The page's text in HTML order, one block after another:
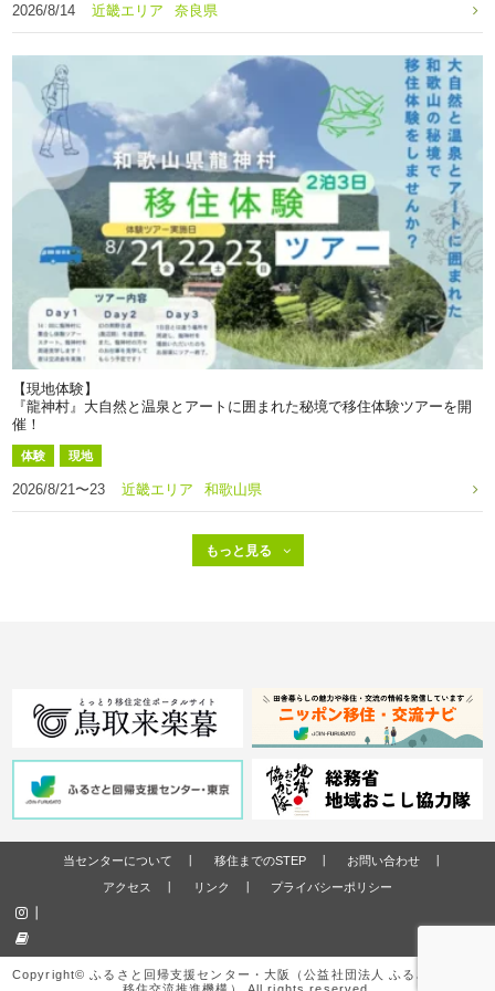
2026/8/14 近畿エリア 奈良県
【現地体験】
『龍神村』大自然と温泉とアートに囲まれた秘境で移住体験ツアーを開
催！
体験 現地
2026/8/21〜23 近畿エリア 和歌山県
当センターについて 移住までのSTEP
お問い合わせ
アクセス
リンク プライバシーポリシー
Copyright© ふるさと回帰支援センター・大阪（公益社団法人 ふるさと回帰・